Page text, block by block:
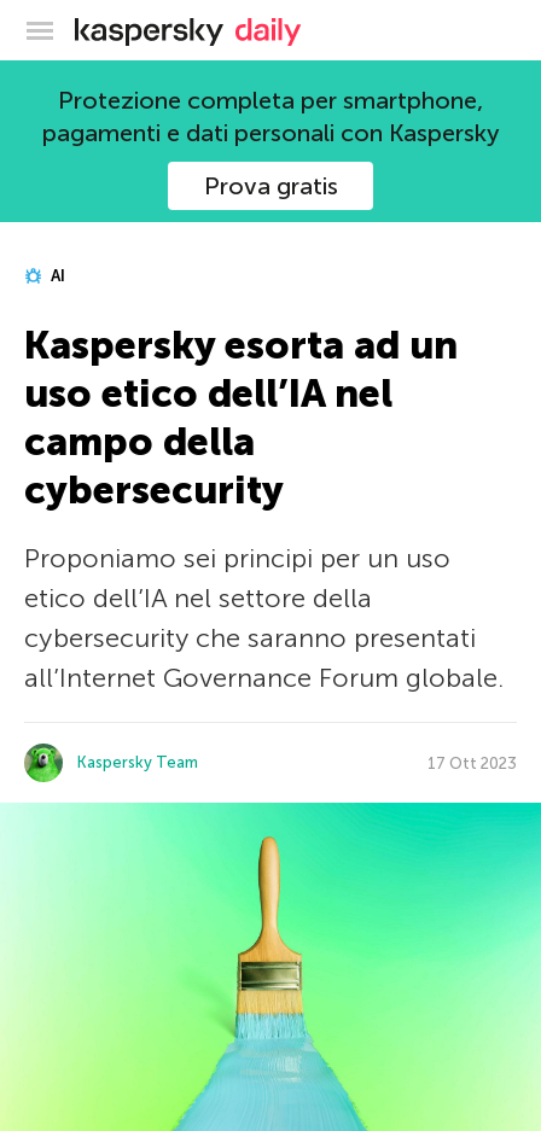
Blog ufficiale di Kaspersky
Protezione completa per smartphone,
pagamenti e dati personali con Kaspersky
Prova gratis
AI
Kaspersky esorta ad un
uso etico dell’IA nel
campo della
cybersecurity
Proponiamo sei principi per un uso
etico dell’IA nel settore della
cybersecurity che saranno presentati
all’Internet Governance Forum globale.
Kaspersky Team 17 Ott 2023